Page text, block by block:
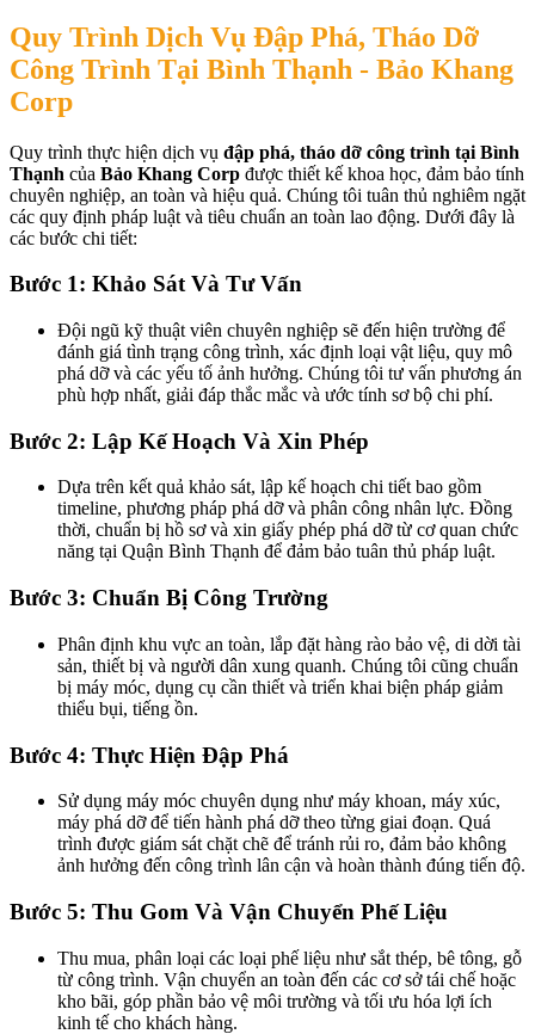
Quy Trình Dịch Vụ Đập Phá, Tháo Dỡ
Công Trình Tại Bình Thạnh - Bảo Khang
Corp
Quy trình thực hiện dịch vụ đập phá, tháo dỡ công trình tại Bình
Thạnh của Bảo Khang Corp được thiết kế khoa học, đảm bảo tính
chuyên nghiệp, an toàn và hiệu quả. Chúng tôi tuân thủ nghiêm ngặt
các quy định pháp luật và tiêu chuẩn an toàn lao động. Dưới đây là
các bước chi tiết:
Bước 1: Khảo Sát Và Tư Vấn
Đội ngũ kỹ thuật viên chuyên nghiệp sẽ đến hiện trường để
đánh giá tình trạng công trình, xác định loại vật liệu, quy mô
phá dỡ và các yếu tố ảnh hưởng. Chúng tôi tư vấn phương án
phù hợp nhất, giải đáp thắc mắc và ước tính sơ bộ chi phí.
Bước 2: Lập Kế Hoạch Và Xin Phép
Dựa trên kết quả khảo sát, lập kế hoạch chi tiết bao gồm
timeline, phương pháp phá dỡ và phân công nhân lực. Đồng
thời, chuẩn bị hồ sơ và xin giấy phép phá dỡ từ cơ quan chức
năng tại Quận Bình Thạnh để đảm bảo tuân thủ pháp luật.
Bước 3: Chuẩn Bị Công Trường
Phân định khu vực an toàn, lắp đặt hàng rào bảo vệ, di dời tài
sản, thiết bị và người dân xung quanh. Chúng tôi cũng chuẩn
bị máy móc, dụng cụ cần thiết và triển khai biện pháp giảm
thiểu bụi, tiếng ồn.
Bước 4: Thực Hiện Đập Phá
Sử dụng máy móc chuyên dụng như máy khoan, máy xúc,
máy phá dỡ để tiến hành phá dỡ theo từng giai đoạn. Quá
trình được giám sát chặt chẽ để tránh rủi ro, đảm bảo không
ảnh hưởng đến công trình lân cận và hoàn thành đúng tiến độ.
Bước 5: Thu Gom Và Vận Chuyển Phế Liệu
Thu mua, phân loại các loại phế liệu như sắt thép, bê tông, gỗ
từ công trình. Vận chuyển an toàn đến các cơ sở tái chế hoặc
kho bãi, góp phần bảo vệ môi trường và tối ưu hóa lợi ích
kinh tế cho khách hàng.